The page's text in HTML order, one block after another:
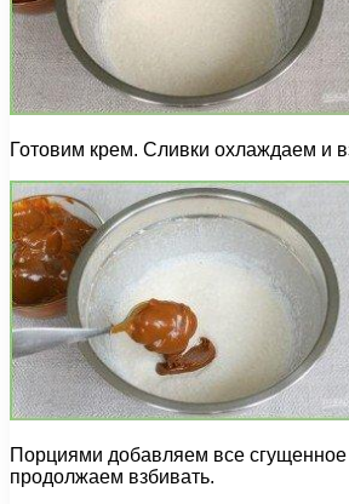
Готовим крем. Сливки охлаждаем и
Порциями добавляем все
продолжаем взбивать.